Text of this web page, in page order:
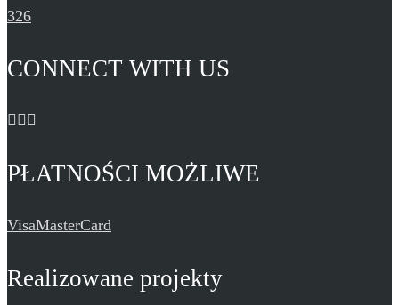
326
CONNECT WITH US
PŁATNOŚCI MOŻLIWE
VisaMasterCard
Realizowane projekty